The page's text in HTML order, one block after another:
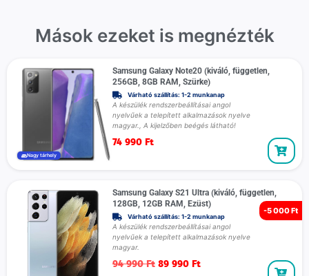
Mások ezeket is megnézték
Nagy tárhely
Samsung Galaxy Note20 (kiváló, független,
256GB, 8GB RAM, Szürke)
Várható szállítás: 1-2 munkanap
A készülék rendszerbeállításai angol
nyelvűek a telepített alkalmazások nyelve
magyar., A kijelzőben beégés látható!
74 990 Ft
-5 000 Ft
Samsung Galaxy S21 Ultra (kiváló, független,
128GB, 12GB RAM, Ezüst)
Várható szállítás: 1-2 munkanap
A készülék rendszerbeállításai angol
nyelvűek a telepített alkalmazások nyelve
magyar.
94 990Ft 89 990 Ft